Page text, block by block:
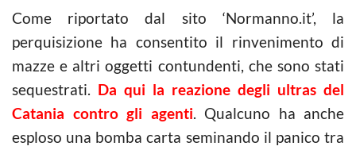
Come riportato dal sito ‘Normanno.it’, la
perquisizione ha consentito il rinvenimento di
mazze e altri oggetti contundenti, che sono stati
sequestrati. Da qui la reazione degli ultras del
Catania contro gli agenti. Qualcuno ha anche
esploso una bomba carta seminando il panico tra